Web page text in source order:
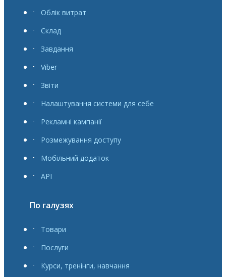
Облік витрат
Склад
Завдання
Viber
Звіти
Налаштування системи для себе
Рекламні кампанії
Розмежування доступу
Мобільний додаток
API
По галузях
Товари
Послуги
Курси, тренінги, навчання